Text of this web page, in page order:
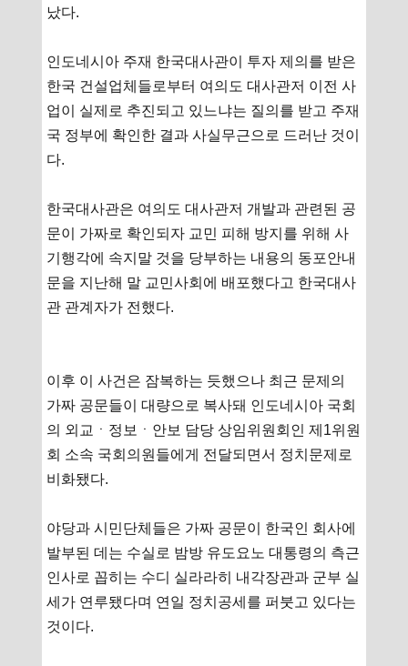
났다.
인도네시아 주재 한국대사관이 투자 제의를 받은
한국 건설업체들로부터 여의도 대사관저 이전 사
업이 실제로 추진되고 있느냐는 질의를 받고 주재
국 정부에 확인한 결과 사실무근으로 드러난 것이
다.
한국대사관은 여의도 대사관저 개발과 관련된 공
문이 가짜로 확인되자 교민 피해 방지를 위해 사
기행각에 속지말 것을 당부하는 내용의 동포안내
문을 지난해 말 교민사회에 배포했다고 한국대사
관 관계자가 전했다.
이후 이 사건은 잠복하는 듯했으나 최근 문제의
가짜 공문들이 대량으로 복사돼 인도네시아 국회
의 외교ㆍ정보ㆍ안보 담당 상임위원회인 제1위원
회 소속 국회의원들에게 전달되면서 정치문제로
비화됐다.
야당과 시민단체들은 가짜 공문이 한국인 회사에
발부된 데는 수실로 밤방 유도요노 대통령의 측근
인사로 꼽히는 수디 실라라히 내각장관과 군부 실
세가 연루됐다며 연일 정치공세를 퍼붓고 있다는
것이다.